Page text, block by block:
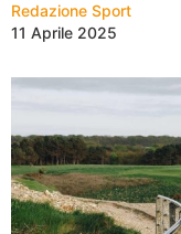
Redazione Sport
11 Aprile 2025